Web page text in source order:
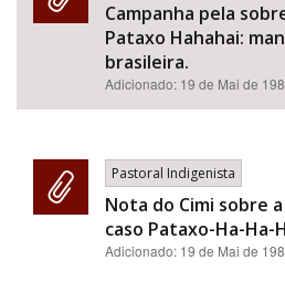
Campanha pela
Pataxo Hahahai:
brasileira.
Adicionado: 19 de Mai de
Pastoral Indigenista
Nota do Cimi sobre
caso Pataxo-Ha-Ha-
Adicionado: 19 de Mai de